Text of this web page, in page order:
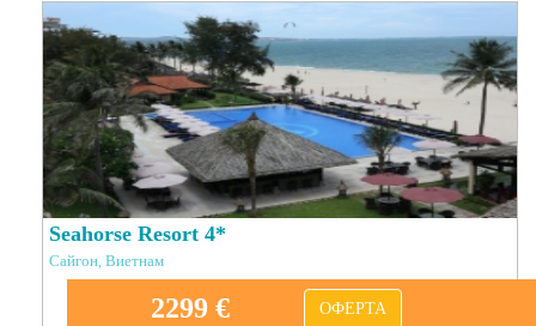
Seahorse Resort 4*
Сайгон, Виетнам
2299 € ОФЕРТА